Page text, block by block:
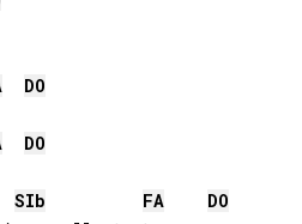
DO
DO
SIb FA
DO